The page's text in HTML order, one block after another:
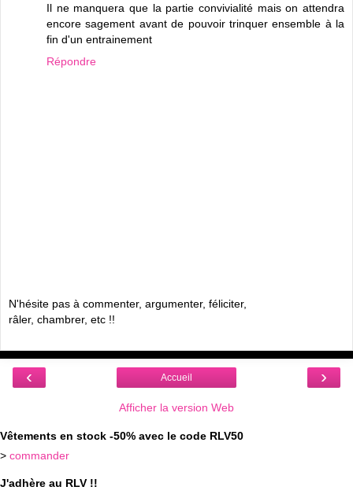
Il ne manquera que la partie convivialité mais on attendra
encore sagement avant de pouvoir trinquer ensemble à la
fin d'un entrainement
Répondre
N'hésite pas à commenter, argumenter, féliciter,
râler, chambrer, etc !!
‹ ›
Accueil
Afficher la version Web
Vêtements en stock -50% avec le code RLV50
> commander
J'adhère au RLV !!